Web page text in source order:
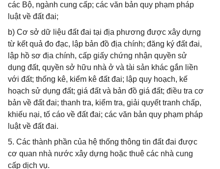
các Bộ, ngành cung cấp; các văn bản quy phạm pháp
luật về đất đai;
b) Cơ sở dữ liệu đất đai tại địa phương được xây dựng
từ kết quả đo đạc, lập bản đồ địa chính; đăng ký đất đai,
lập hồ sơ địa chính, cấp giấy chứng nhận quyền sử
dụng đất, quyền sở hữu nhà ở và tài sản khác gắn liền
với đất; thống kê, kiểm kê đất đai; lập quy hoạch, kế
hoạch sử dụng đất; giá đất và bản đồ giá đất; điều tra cơ
bản về đất đai; thanh tra, kiểm tra, giải quyết tranh chấp,
khiếu nại, tố cáo về đất đai; các văn bản quy phạm pháp
luật về đất đai.
5. Các thành phần của hệ thống thông tin đất đai được
cơ quan nhà nước xây dựng hoặc thuê các nhà cung
cấp dịch vụ.